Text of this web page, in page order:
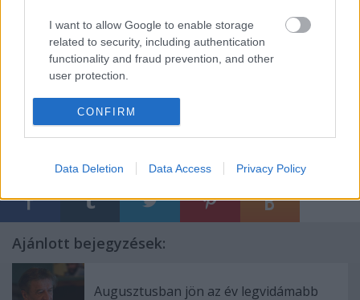
I want to allow Google to enable storage
related to security, including authentication
functionality and fraud prevention, and other
user protection.
CONFIRM
Data Deletion Data Access Privacy Policy
Rendező – koreográfus:Topolánszky Tamás
Ajánlott bejegyzések:
Augusztusban jön az év legvidámabb